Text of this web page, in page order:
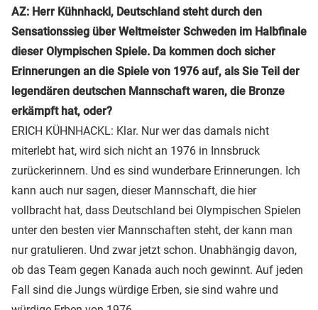
AZ: Herr Kühnhackl, Deutschland steht durch den
Sensationssieg über Weltmeister Schweden im Halbfinale
dieser Olympischen Spiele. Da kommen doch sicher
Erinnerungen an die Spiele von 1976 auf, als Sie Teil der
legendären deutschen Mannschaft waren, die Bronze
erkämpft hat, oder?
ERICH KÜHNHACKL: Klar. Nur wer das damals nicht
miterlebt hat, wird sich nicht an 1976 in Innsbruck
zurückerinnern. Und es sind wunderbare Erinnerungen. Ich
kann auch nur sagen, dieser Mannschaft, die hier
vollbracht hat, dass Deutschland bei Olympischen Spielen
unter den besten vier Mannschaften steht, der kann man
nur gratulieren. Und zwar jetzt schon. Unabhängig davon,
ob das Team gegen Kanada auch noch gewinnt. Auf jeden
Fall sind die Jungs würdige Erben, sie sind wahre und